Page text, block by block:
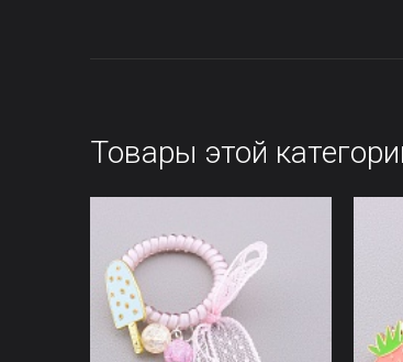
Товары этой